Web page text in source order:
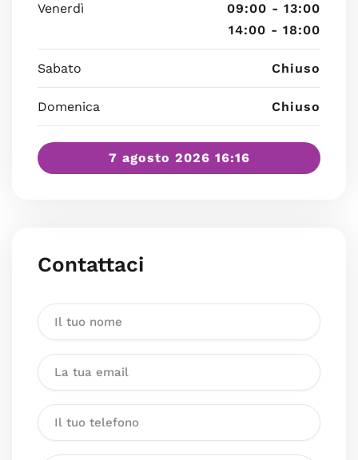
Venerdì
09:00 - 13:00
14:00 - 18:00
Sabato Chiuso
Domenica Chiuso
7 agosto 2026 16:16
Contattaci